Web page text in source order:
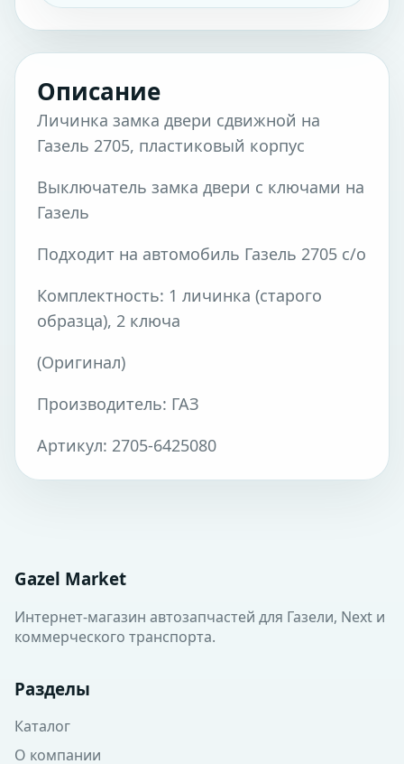
Описание
Личинка замка двери сдвижной на
Газель 2705, пластиковый корпус
Выключатель замка двери с ключами на
Газель
Подходит на автомобиль Газель 2705 с/о
Комплектность: 1 личинка (старого
образца), 2 ключа
(Оригинал)
Производитель: ГАЗ
Артикул: 2705-6425080
Gazel Market
Интернет-магазин автозапчастей для Газели, Next и
коммерческого транспорта.
Разделы
Каталог
О компании